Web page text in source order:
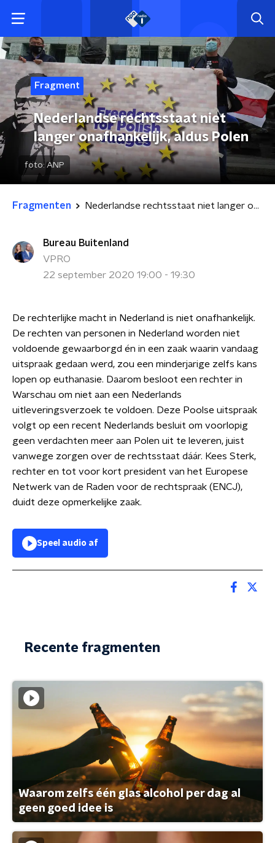
Fragment
Nederlandse rechtsstaat niet
langer onafhankelijk, aldus Polen
foto:ANP
Fragmenten Nederlandse rechtsstaat niet langer onafhankelijk, aldus Polen
Bureau Buitenland
VPRO
22 september 2020 19:00 - 19:30
De rechterlijke macht in Nederland is niet onafhankelijk.
De rechten van personen in Nederland worden niet
voldoende gewaarborgd én in een zaak waarin vandaag
uitspraak gedaan werd, zou een minderjarige zelfs kans
lopen op euthanasie. Daarom besloot een rechter in
Warschau om niet aan een Nederlands
uitleveringsverzoek te voldoen. Deze Poolse uitspraak
volgt op een recent Nederlands besluit om voorlopig
geen verdachten meer aan Polen uit te leveren, juist
vanwege zorgen over de rechtsstaat dáár. Kees Sterk,
rechter en tot voor kort president van het Europese
Netwerk van de Raden voor de rechtspraak (ENCJ),
duidt deze opmerkelijke zaak.
Speel audio af
Recente fragmenten
Waarom zelfs één glas alcohol per dag al
geen goed idee is